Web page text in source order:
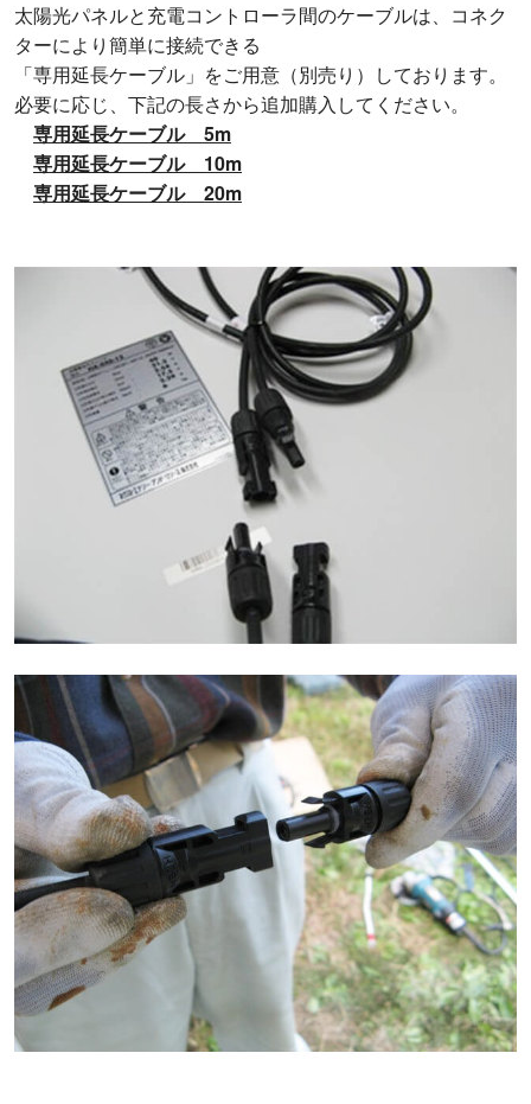
太陽光パネルと充電コントローラ間のケーブルは、コネク
ターにより簡単に接続できる
「専用延長ケーブル」をご用意（別売り）しております。
必要に応じ、下記の長さから追加購入してください。
専用延長ケーブル 5m
専用延長ケーブル 10m
専用延長ケーブル 20m